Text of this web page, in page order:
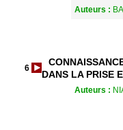
Auteurs :
6
DANS LA PRISE
Auteurs :